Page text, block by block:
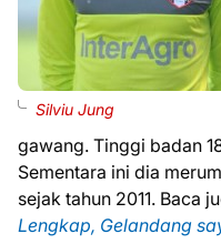
Silviu Jung
gawang. Tinggi badan
Sementara ini dia
sejak tahun 2011. Baca
Lengkap, Gelandang